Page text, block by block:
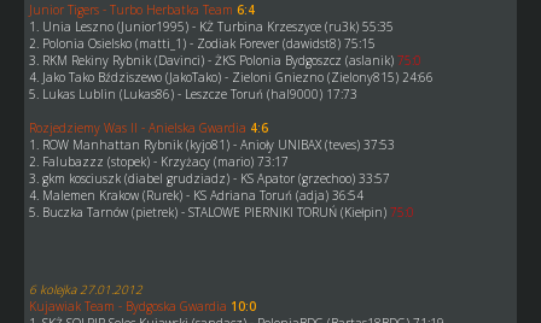
Junior Tigers - Turbo Herbatka Team 6:4
1. Unia Leszno (Junior1995) - KŻ Turbina Krzeszyce (ru3k) 55:35
2. Polonia Osielsko (matti_1) - Zodiak Forever (dawidst8) 75:15
3. RKM Rekiny Rybnik (Davinci) - ŻKS Polonia Bydgoszcz (aslanik) 75:0
4. Jako Tako Bździszewo (JakoTako) - Zieloni Gniezno (Zielony815) 24:66
5. Lukas Lublin (Lukas86) - Leszcze Toruń (hal9000) 17:73
Rozjedziemy Was II - Anielska Gwardia 4:6
1. ROW Manhattan Rybnik (kyjo81) - Anioły UNIBAX (teves) 37:53
2. Falubazzz (stopek) - Krzyżacy (mario) 73:17
3. gkm kosciuszk (diabel grudziadz) - KS Apator (grzechoo) 33:57
4. Malemen Krakow (Rurek) - KS Adriana Toruń (adja) 36:54
5. Buczka Tarnów (pietrek) - STALOWE PIERNIKI TORUŃ (Kiełpin) 75:0
6 kolejka 27.01.2012
Kujawiak Team - Bydgoska Gwardia 10:0